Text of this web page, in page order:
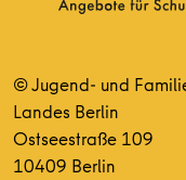
© Jugend- und
Landes Berlin
Ostseestraße 109
10409 Berlin